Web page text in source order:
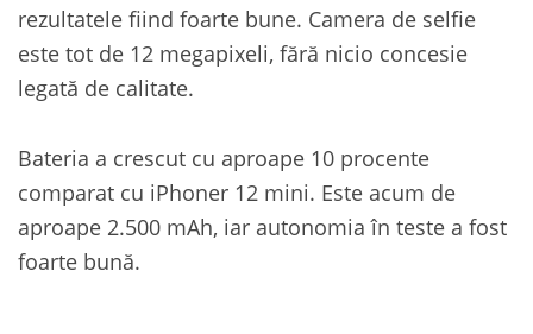
rezultatele fiind foarte bune. Camera de selfie
este tot de 12 megapixeli, fără nicio concesie
legată de calitate.
Bateria a crescut cu aproape 10 procente
comparat cu iPhoner 12 mini. Este acum de
aproape 2.500 mAh, iar autonomia în teste a fost
foarte bună.